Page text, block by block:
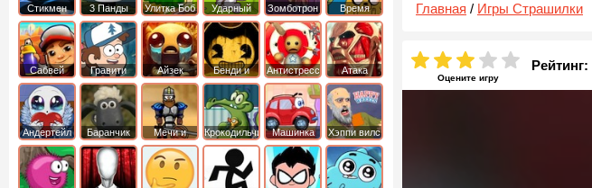
Главная / Игры Страшилки
Оцените игру
Рейтинг:
Стикмен 3 Панды Улитка Боб
Ударный
отряд котят
Зомботрон
Время
Приключений
Сабвей
Серф
Гравити
Фолз
Айзек
Бенди и
Чернильная
машина
Антистресс
Атака
Титанов
Андертейл
Баранчик
Шон
Мечи и
Сандали
Крокодильчик
Свомпи
Машинка
Вилли
Хэппи вилс